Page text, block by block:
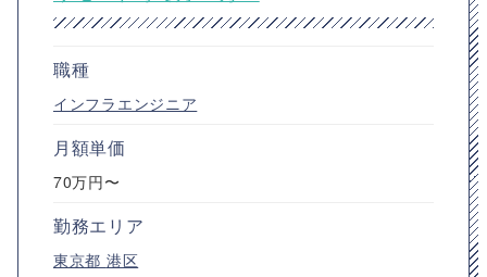
職種
インフラエンジニア
月額単価
70万円〜
勤務エリア
東京都 港区